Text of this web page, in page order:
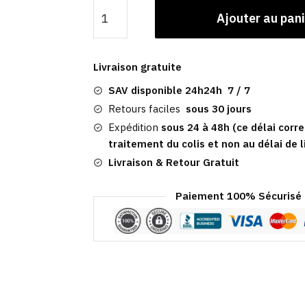
de
Béret
Feutre
De
Laine
|
Femme
Ajouter au
Livraison gratuite
SAV disponible 24h24h 7 / 7
Retours faciles sous 30 jours
Expédition sous 24 à 48h (ce délai
traitement du colis et non au délai de
Livraison & Retour Gratuit
Paiement 100% Sécurisé